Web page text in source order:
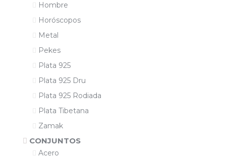
Hombre
Horóscopos
Metal
Pekes
Plata 925
Plata 925 Dru
Plata 925 Rodiada
Plata Tibetana
Zamak
CONJUNTOS
Acero